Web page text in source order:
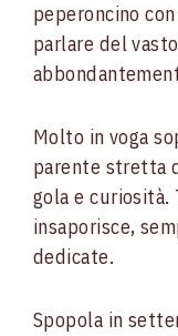
peperoncino
parlare del
Molto in voga
parente stretta
gola e
insaporisce,
dedicate.
Spopola in